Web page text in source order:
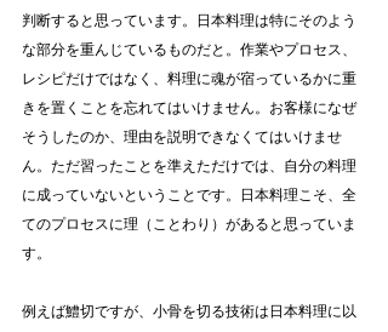
判断すると思っています。日本料理は特にそのよう
な部分を重んじているものだと。作業やプロセス、
レシピだけではなく、料理に魂が宿っているかに重
きを置くことを忘れてはいけません。お客様になぜ
そうしたのか、理由を説明できなくてはいけませ
ん。ただ習ったことを準えただけでは、自分の料理
に成っていないということです。日本料理こそ、全
てのプロセスに理（ことわり）があると思っていま
す。
例えば鱧切ですが、小骨を切る技術は日本料理に以